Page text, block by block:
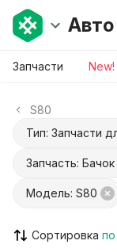
Авто
Запчасти New!
S80
Модель: S80
Сортировка